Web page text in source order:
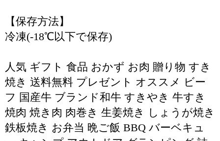
【保存方法】
冷凍(-18℃以下で保存)
人気 ギフト 食品 おかず お肉 贈り物 すき
焼き 送料無料 プレゼント オススメ ビー
フ 国産牛 ブランド和牛 すきやき 牛すき
焼肉 焼き肉 肉巻き 生姜焼き しょうが焼き
鉄板焼き お弁当 晩ご飯 BBQ バーベキュ